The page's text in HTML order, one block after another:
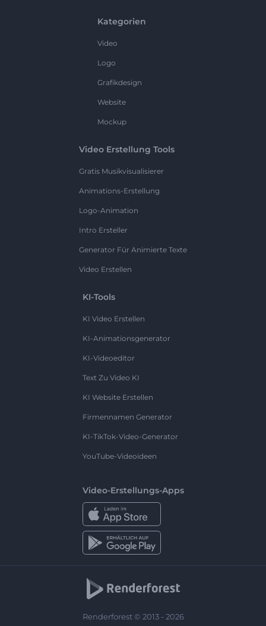
Kategorien
Video
Logo
Grafikdesign
Website
Mockup
Video Erstellung Tools
Gratis Musikvisualisierer
Animations-Erstellung
Logo-Animation
Intro Ersteller
Generator Für Animierte Texte
Video Erstellen
KI-Tools
KI Video Erstellen
KI-Animationsgenerator
KI-Videoeditor
Text Zu Video KI
KI Website Erstellen
Firmennamen Generator
KI-TikTok-Video-Generator
YouTube-Videoideen
Video-Erstellungs-Apps
Renderforest © 2013 - 2026